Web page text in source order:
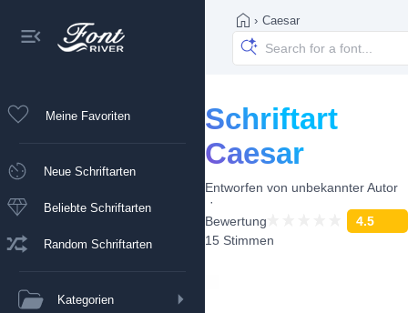
Meine Favoriten
Neue Schriftarten
Beliebte Schriftarten
Random Schriftarten
Kategorien
› Caesar
Schriftart
Caesar
Entworfen von unbekannter Autor
Bewertung
4.5
15 Stimmen